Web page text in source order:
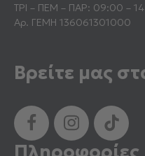
ΤΡΙ – ΠΕΜ – ΠΑΡ: 09:00 –
Αρ. ΓΕΜΗ 136061301000
Βρείτε μας